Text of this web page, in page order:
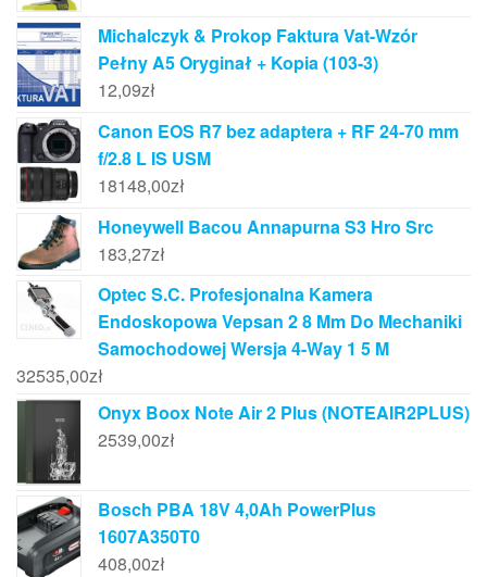
Michalczyk & Prokop Faktura Vat-Wzór
Pełny A5 Oryginał + Kopia (103-3)
12,09zł
Canon EOS R7 bez adaptera + RF 24-70 mm
f/2.8 L IS USM
18148,00zł
Honeywell Bacou Annapurna S3 Hro Src
183,27zł
Optec S.C. Profesjonalna Kamera
Endoskopowa Vepsan 2 8 Mm Do Mechaniki
Samochodowej Wersja 4-Way 1 5 M
32535,00zł
Onyx Boox Note Air 2 Plus (NOTEAIR2PLUS)
2539,00zł
Bosch PBA 18V 4,0Ah PowerPlus
1607A350T0
408,00zł